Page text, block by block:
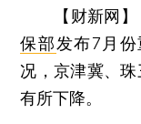
【财新网
保部发布7月
况，京津冀、
有所下降。